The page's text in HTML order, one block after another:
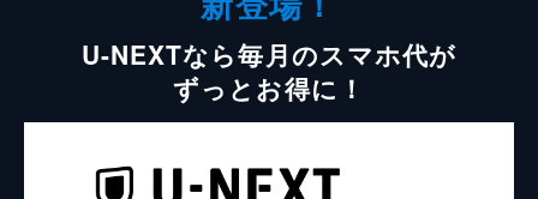
U-NEXTなら毎月のスマホ代が
ずっとお得に！